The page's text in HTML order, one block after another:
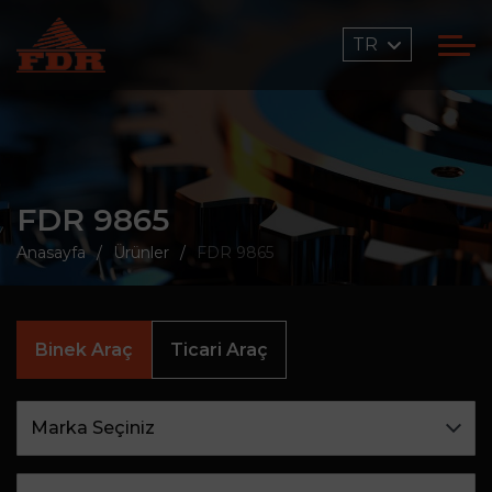
TR
FDR 9865
Anasayfa Ürünler FDR 9865
Binek Araç Ticari Araç